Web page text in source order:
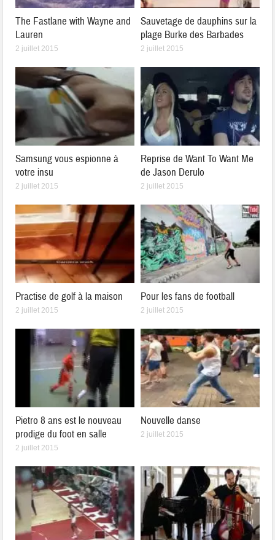
The Fastlane with Wayne and
Lauren
2 juillet 2015
Sauvetage de dauphins sur la
plage Burke des Barbades
2 juillet 2015
Samsung vous espionne à
votre insu
2 juillet 2015
Reprise de Want To Want Me
de Jason Derulo
2 juillet 2015
Practise de golf à la maison
2 juillet 2015
Pour les fans de football
2 juillet 2015
Pietro 8 ans est le nouveau
prodige du foot en salle
2 juillet 2015
Nouvelle danse
2 juillet 2015